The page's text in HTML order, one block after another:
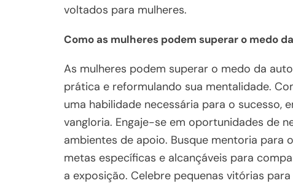
voltados para mulheres.
Como as mulheres podem superar o medo
As mulheres podem superar o medo da
prática e reformulando sua mentalidade.
uma habilidade necessária para o sucesso,
vangloria. Engaje-se em oportunidades de
ambientes de apoio. Busque mentoria para
metas específicas e alcançáveis para
a exposição. Celebre pequenas vitórias